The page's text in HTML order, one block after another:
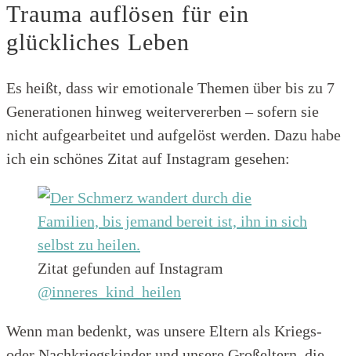
Trauma auflösen für ein
glückliches Leben
Es heißt, dass wir emotionale Themen über bis zu 7
Generationen hinweg weitervererben – sofern sie
nicht aufgearbeitet und aufgelöst werden. Dazu habe
ich ein schönes Zitat auf Instagram gesehen:
Zitat gefunden auf Instagram
@inneres_kind_heilen
Wenn man bedenkt, was unsere Eltern als Kriegs-